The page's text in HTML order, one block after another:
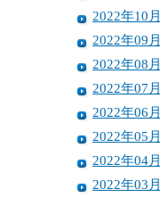
2022年10月
2022年09月
2022年08月
2022年07月
2022年06月
2022年05月
2022年04月
2022年03月